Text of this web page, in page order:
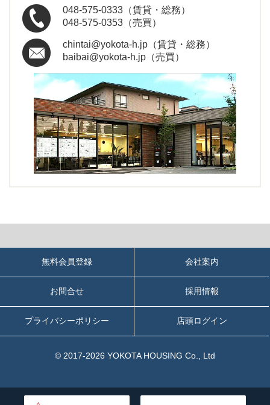
048-575-0333（賃貸・総務）
048-575-0353（売買）
chintai@yokota-h.jp（賃貸・総務）
baibai@yokota-h.jp（売買）
無料会員登録 会社案内
お問合せ 採用情報
プライバシーポリシー 店頭ログイン
© 2017-2026 YOKOTA HOUSING Co., Ltd